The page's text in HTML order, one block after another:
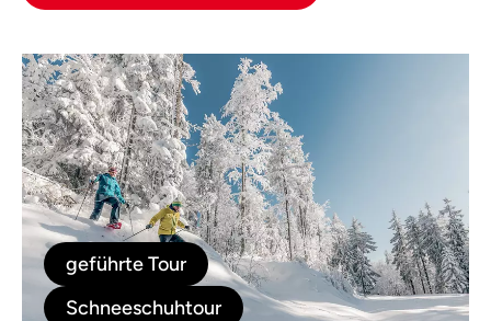
geführte Tour
Schneeschuhtour